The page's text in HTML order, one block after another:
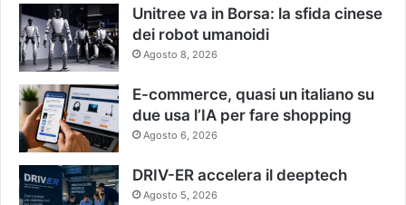
Unitree va in Borsa: la sfida cinese
dei robot umanoidi
Agosto 8, 2026
E-commerce, quasi un italiano su
due usa l’IA per fare shopping
Agosto 6, 2026
DRIV-ER accelera il deeptech
Agosto 5, 2026